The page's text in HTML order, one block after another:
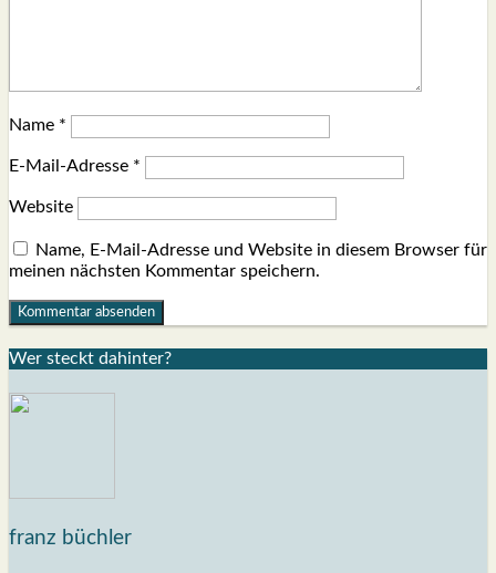
Name *
E-Mail-Adresse *
Website
Name, E-Mail-Adresse und Website in diesem Browser für
meinen nächsten Kommentar speichern.
Wer steckt dahin­ter?
franz büchler